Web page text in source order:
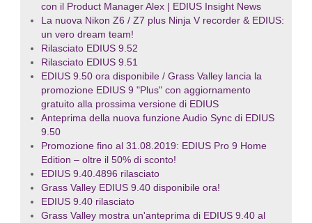
con il Product Manager Alex | EDIUS Insight News
La nuova Nikon Z6 / Z7 plus Ninja V recorder & EDIUS:
un vero dream team!
Rilasciato EDIUS 9.52
Rilasciato EDIUS 9.51
EDIUS 9.50 ora disponibile / Grass Valley lancia la
promozione EDIUS 9 "Plus" con aggiornamento
gratuito alla prossima versione di EDIUS
Anteprima della nuova funzione Audio Sync di EDIUS
9.50
Promozione fino al 31.08.2019: EDIUS Pro 9 Home
Edition – oltre il 50% di sconto!
EDIUS 9.40.4896 rilasciato
Grass Valley EDIUS 9.40 disponibile ora!
EDIUS 9.40 rilasciato
Grass Valley mostra un'anteprima di EDIUS 9.40 al